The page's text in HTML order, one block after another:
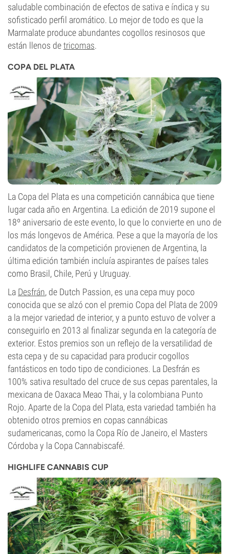
saludable combinación de efectos de sativa e índica y su
sofisticado perfil aromático. Lo mejor de todo es que la
Marmalate produce abundantes cogollos resinosos que
están llenos detricomas.
COPA DEL PLATA
La Copa del Plata es una competición cannábica que tiene
lugar cada año en Argentina. La edición de 2019 supone el
18º aniversario de este evento, lo que lo convierte en uno de
los más longevos de América. Pese a que la mayoría de los
candidatos de la competición provienen de Argentina, la
última edición también incluía aspirantes de países tales
como Brasil, Chile, Perú y Uruguay.
La Desfrán, de Dutch Passion, es una cepa muy poco
conocida que se alzó con el premio Copa del Plata de 2009
a la mejor variedad de interior, y a punto estuvo de volver a
conseguirlo en 2013 al finalizar segunda en la categoría de
exterior. Estos premios son un reflejo de la versatilidad de
esta cepa y de su capacidad para producir cogollos
fantásticos en todo tipo de condiciones. La Desfrán es
100% sativa resultado del cruce de sus cepas parentales, la
mexicana de Oaxaca Meao Thai, y la colombiana Punto
Rojo. Aparte de la Copa del Plata, esta variedad también ha
obtenido otros premios en copas cannábicas
sudamericanas, como la Copa Río de Janeiro, el Masters
Córdoba y la Copa Cannabiscafé.
HIGHLIFE CANNABIS CUP